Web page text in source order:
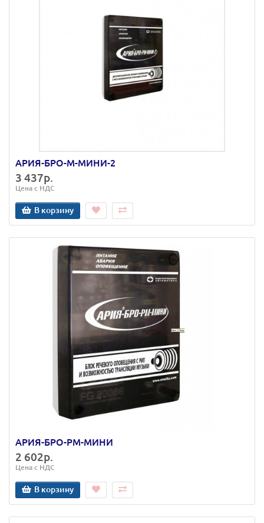
АРИЯ-БРО-М-МИНИ-2
3 437р.
Цена с НДС
В корзину
АРИЯ-БРО-РМ-МИНИ
2 602р.
Цена с НДС
В корзину